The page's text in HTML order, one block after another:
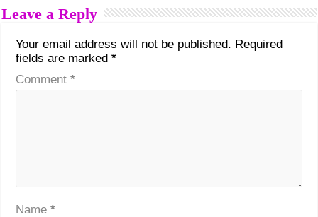
Leave a Reply
Your email address will not be published. Required
fields are marked*
Comment*
Name*